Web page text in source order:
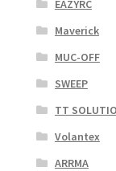
EAZYRC
Maverick
MUC-OFF
SWEEP
TT
Volantex
ARRMA